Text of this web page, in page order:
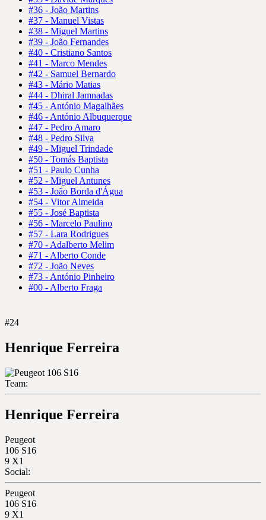
#36 - João Martins
#37 - Manuel Vistas
#38 - Miguel Martins
#39 - João Fernandes
#40 - Cristiano Santos
#41 - Marco Mendes
#42 - Samuel Bernardo
#43 - Mário Matias
#44 - Dhiral Jamnadas
#45 - António Magalhães
#46 - António Albuquerque
#47 - Pedro Amaro
#48 - Pedro Silva
#49 - Miguel Trindade
#50 - Tomás Baptista
#51 - Paulo Cunha
#52 - Miguel Antunes
#53 - João Borda d'Água
#54 - Vitor Almeida
#55 - José Baptista
#56 - Marcelo Paulino
#57 - Lara Rodrigues
#70 - Adalberto Melim
#71 - Alberto Conde
#72 - João Neves
#73 - António Pinheiro
#00 - Alberto Fraga
#24
Henrique Ferreira
Team:
Henrique Ferreira
Peugeot
106 S16
9 X1
Social:
Peugeot
106 S16
9 X1